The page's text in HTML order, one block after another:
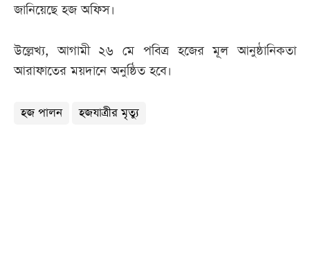
জানিয়েছে হজ অফিস।
উল্লেখ্য, আগামী ২৬ মে পবিত্র হজের মূল আনুষ্ঠানিকতা
আরাফাতের ময়দানে অনুষ্ঠিত হবে।
হজ পালন হজযাত্রীর মৃত্যু